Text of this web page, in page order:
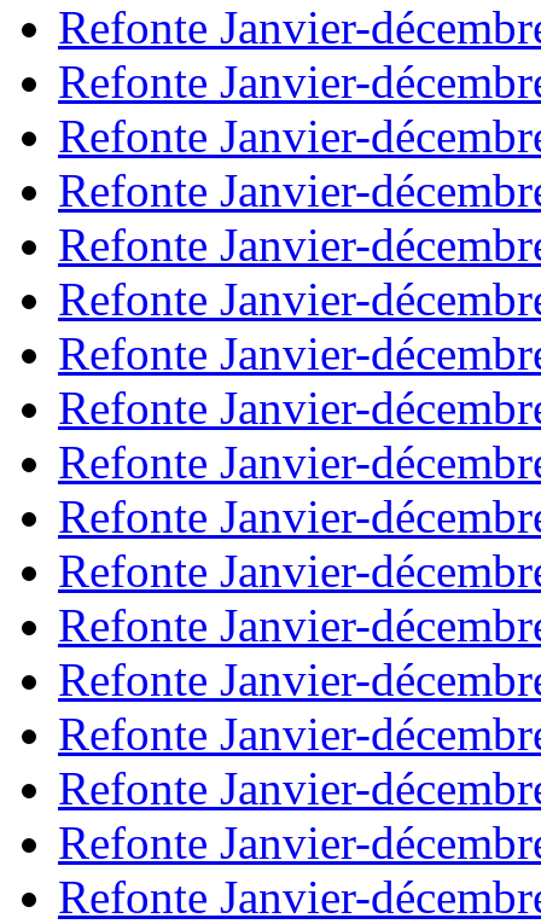
Refonte Janvier-
Refonte Janvier-
Refonte Janvier-
Refonte Janvier-
Refonte Janvier-
Refonte Janvier-
Refonte Janvier-
Refonte Janvier-
Refonte Janvier-
Refonte Janvier-
Refonte Janvier-
Refonte Janvier-
Refonte Janvier-
Refonte Janvier-
Refonte Janvier-
Refonte Janvier-
Refonte Janvier-